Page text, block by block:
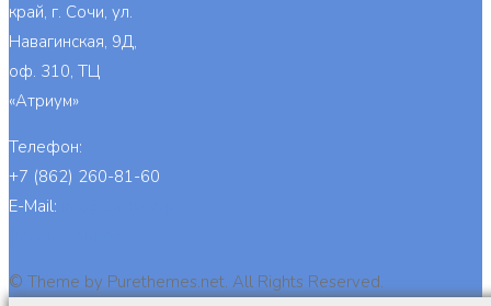
край, г. Сочи, ул.
Навагинская, 9Д,
оф. 310, ТЦ
«Атриум»
Телефон:
+7 (862) 260-81-60
E-Mail:
© Theme by Purethemes.net. All Rights Reserved.